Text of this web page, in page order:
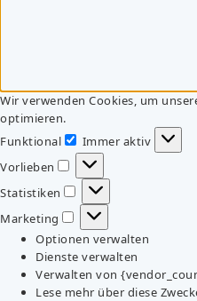
Wir verwenden Cookies, um
optimieren.
Funktional
Funktional
Immer aktiv
Vorlieben
Vorlieben
Statistiken
Statistiken
Marketing
Marketing
Optionen verwalten
Dienste verwalten
Verwalten von
Lese mehr über diese